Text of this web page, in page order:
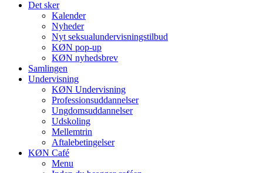
Det sker
Kalender
Nyheder
Nyt seksualundervisningstilbud
KØN pop-up
KØN nyhedsbrev
Samlingen
Undervisning
KØN Undervisning
Professionsuddannelser
Ungdomsuddannelser
Udskoling
Mellemtrin
Aftalebetingelser
KØN Café
Menu